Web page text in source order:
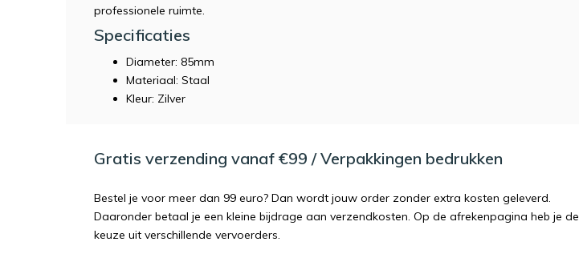
professionele ruimte.
Specificaties
Diameter: 85mm
Materiaal: Staal
Kleur: Zilver
Gratis verzending vanaf €99 / Verpakkingen bedrukken
Bestel je voor meer dan 99 euro? Dan wordt jouw order zonder extra kosten geleverd.
Daaronder betaal je een kleine bijdrage aan verzendkosten. Op de afrekenpagina heb je de
keuze uit verschillende vervoerders.